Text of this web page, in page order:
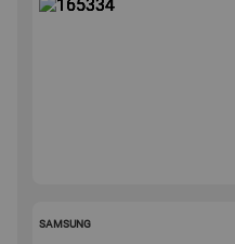
SAMSUNG